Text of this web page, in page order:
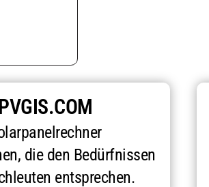
die den Bedürfnissen
entsprechen.